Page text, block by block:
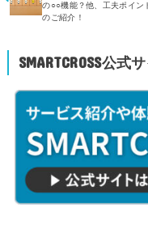
の○○機能？他、工夫ポイン
のご紹介！
SMARTCROSS公式